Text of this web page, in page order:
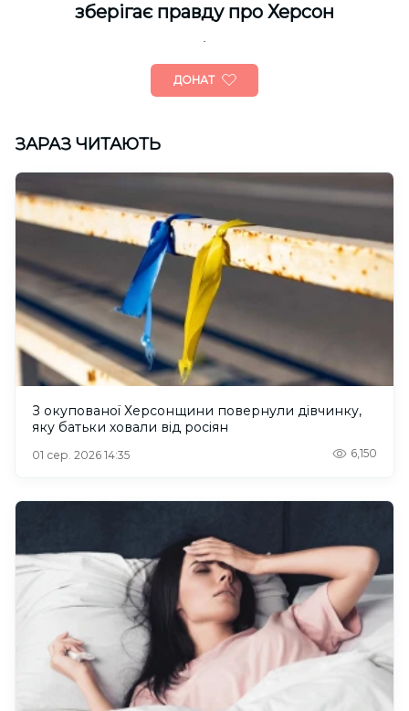
зберігає правду про Херсон
ДОНАТ
ЗАРАЗ ЧИТАЮТЬ
З окупованої Херсонщини повернули дівчинку,
яку батьки ховали від росіян
01 сер. 2026 14:35 6,150